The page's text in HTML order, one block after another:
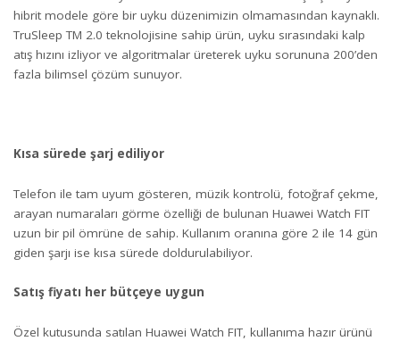
hibrit modele göre bir uyku düzenimizin olmamasından kaynaklı.
TruSleep TM 2.0 teknolojisine sahip ürün, uyku sırasındaki kalp
atış hızını izliyor ve algoritmalar üreterek uyku sorununa 200’den
fazla bilimsel çözüm sunuyor.
Kısa sürede şarj ediliyor
Telefon ile tam uyum gösteren, müzik kontrolü, fotoğraf çekme,
arayan numaraları görme özelliği de bulunan Huawei Watch FIT
uzun bir pil ömrüne de sahip. Kullanım oranına göre 2 ile 14 gün
giden şarjı ise kısa sürede doldurulabiliyor.
Satış fiyatı her bütçeye uygun
Özel kutusunda satılan Huawei Watch FIT, kullanıma hazır ürünü